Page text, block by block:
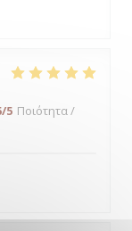
/5 Ποιότητα /